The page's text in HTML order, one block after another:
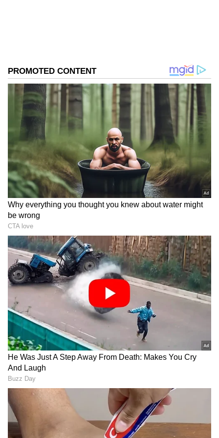
ಭಿನ್ನಾಭಿಪ್ರಾಯಗಳಿರಬಹುದು. ಅತಿಯಾದ ಕೆಲಸವು ದೈಹಿಕ
ಮತ್ತು ಮಾನಸಿಕ ಆಯಾಸವನ್ನು ಉಂಟುಮಾಡುತ್ತದೆ.
DOWNLOAD APP
RECOMMENDED STORIES